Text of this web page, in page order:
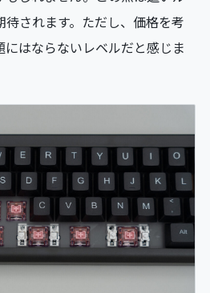
待されます。ただし、価格を考
にはならないレベルだと感じま